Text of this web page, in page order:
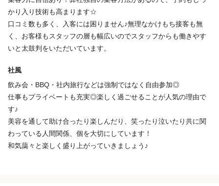
かり入り技術も高まります☆
口コミ数も多く、入客には困りません♪無理なかけもち接客も無
く、お客様もスタッフの層も幅広いのでスタッフからも働きやす
いと太鼓判をいただいています。
社風
飲み会・BBQ・社内旅行などは強制ではなく自由参加◎
仕事もプライベートも充実◎楽しく過ごせることが人気の理由で
す♪
美容を通して助け合ったり楽しんだり、笑ったり泣いたり共に関
わっている人間関係、個を大切にしています！
和気藹々と楽しく盛り上がっていきましょう♪